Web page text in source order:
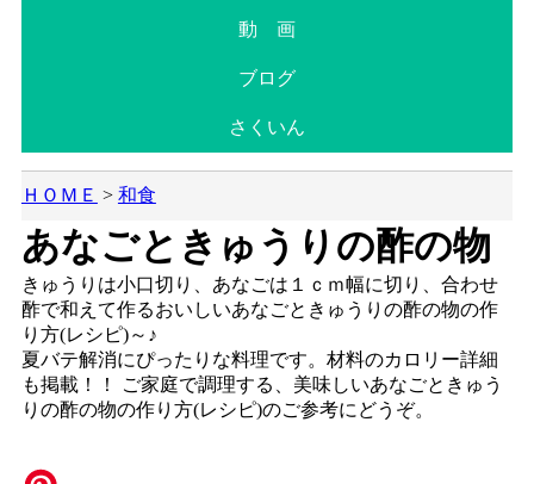
動 画
ブログ
さくいん
ＨＯＭＥ > 和食
あなごときゅうりの酢の物
きゅうりは小口切り、あなごは１ｃｍ幅に切り、合わせ
酢で和えて作るおいしいあなごときゅうりの酢の物の作
り方(レシピ)～♪
夏バテ解消にぴったりな料理です。材料のカロリー詳細
も掲載！！ ご家庭で調理する、美味しいあなごときゅう
りの酢の物の作り方(レシピ)のご参考にどうぞ。